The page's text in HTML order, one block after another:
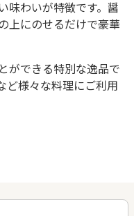
味わいが特徴です。醤
上にのせるだけで豪華
ができる特別な逸品で
ど様々な料理にご利用